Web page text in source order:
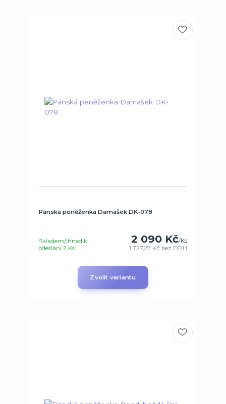
Pánská peněženka Damašek DK-078
2 090 Kč/Ks
1 727,27 Kč bez DPH
Skladem/Ihned k
odeslání 2 Ks
Zvolit variantu